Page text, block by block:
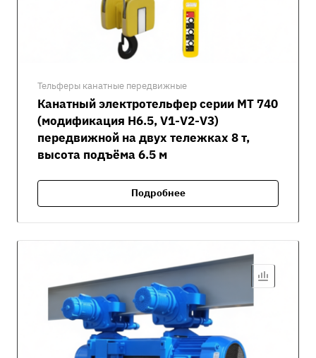
Тельферы канатные передвижные
Канатный электротельфер серии MT 740
(модификация H6.5, V1-V2-V3)
передвижной на двух тележках 8 т,
высота подъёма 6.5 м
Подробнее